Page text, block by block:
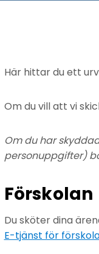
Här hittar du ett
Om du vill att vi
Om du har
personuppgifter)
Förskolan
Du sköter dina
E-tjänst för